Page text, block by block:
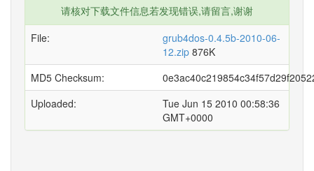
请核对下载文件信息若发现错误,请留言,谢谢
File:
grub4dos-0.4.5b-2010-06-
12.zip 876K
MD5 Checksum:
Uploaded:
Tue Jun 15 2010 00:58:36
GMT+0000